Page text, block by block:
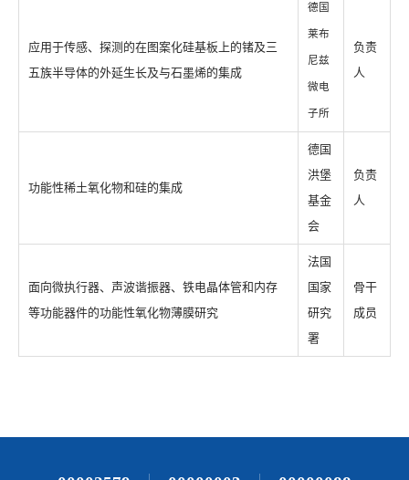
应用于传感、探测的在图案化硅基板上的锗及三
五族半导体的外延生长及与石墨烯的集成
德国
莱布
尼兹
微电
子所
负责
人
功能性稀土氧化物和硅的集成
德国
洪堡
基金
会
负责
人
面向微执行器、声波谐振器、铁电晶体管和内存
等功能器件的功能性氧化物薄膜研究
法国
国家
研究
署
骨干
成员